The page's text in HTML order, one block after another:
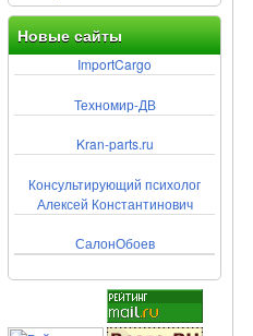
Новые сайты
ImportCargo
Техномир-ДВ
Kran-parts.ru
Консультирующий психолог
Алексей Константинович
СалонОбоев